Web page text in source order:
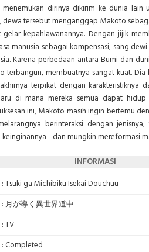
dirinya dikirim ke dunia
dewa tersebut menganggap Makoto
kepahlawanannya. Dengan jijik
manusia sebagai kompensasi, sang
Karena perbedaan antara Bumi dan
terbangun, membuatnya sangat kuat.
terpikat dengan karakteristiknya
di mana mereka semua dapat
ini, Makoto masih ingin bertemu
berinteraksi dengan
mungkin mereformasi
INFORMASI
: Tsuki ga Michibiku Isekai Douchuu
: 月が導く異世界道中
: TV
: Completed